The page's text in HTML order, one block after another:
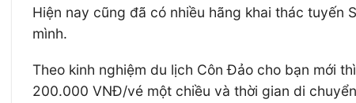
Hiện nay cũng đã có nhiều hãng khai thác tuyến
mình.
Theo kinh nghiệm du lịch Côn Đảo cho bạn mới
200.000 VNĐ/vé một chiều và thời gian di